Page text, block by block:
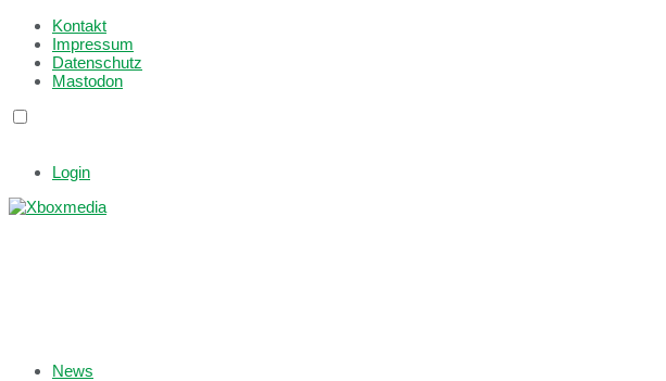
Kontakt
Impressum
Datenschutz
Mastodon
Login
News